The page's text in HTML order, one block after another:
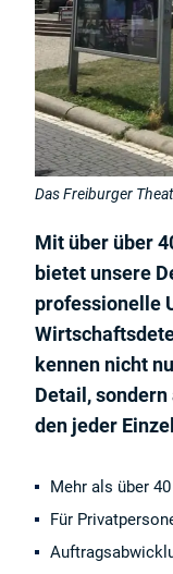
Das Freiburger
Mit über über
bietet unsere
professionelle
kennen nicht
Detail,
den jeder
Mehr als über
Für